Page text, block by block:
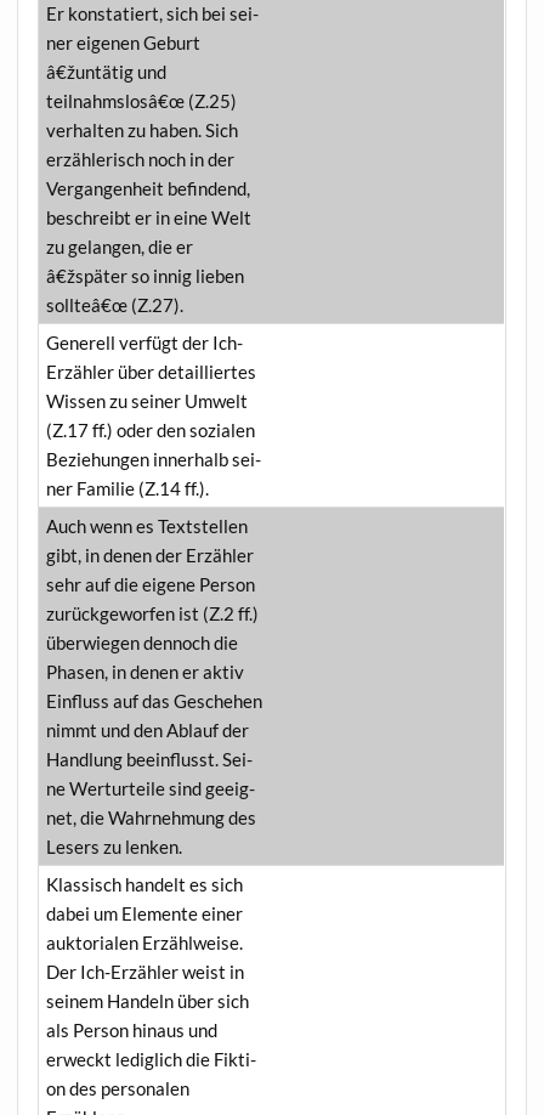
Er kon­sta­tiert, sich bei sei­
ner eige­nen Geburt
â€žuntätig und
teilnahmslosâ€œ (Z.25)
ver­hal­ten zu haben. Sich
erzäh­le­risch noch in der
Ver­gan­gen­heit befin­dend,
beschreibt er in eine Welt
zu gelan­gen, die er
â€žspäter so innig lie­ben
sollteâ€œ (Z.27).
Gene­rell ver­fügt der Ich-
Erzäh­ler über detail­lier­tes
Wis­sen zu sei­ner Umwelt
(Z.17 ff.) oder den sozia­len
Bezie­hun­gen inner­halb sei­
ner Fami­lie (Z.14 ff.).
Auch wenn es Text­stel­len
gibt, in denen der Erzäh­ler
sehr auf die eige­ne Per­son
zurück­ge­wor­fen ist (Z.2 ff.)
über­wie­gen den­noch die
Pha­sen, in denen er aktiv
Ein­fluss auf das Gesche­hen
nimmt und den Ablauf der
Hand­lung beein­flusst. Sei­
ne Wert­ur­tei­le sind geeig­
net, die Wahr­neh­mung des
Lesers zu lenken.
Klas­sisch han­delt es sich
dabei um Ele­men­te einer
aukt­oria­len Erzähl­wei­se.
Der Ich-Erzäh­ler weist in
sei­nem Han­deln über sich
als Per­son hin­aus und
erweckt ledig­lich die Fik­ti­
on des per­so­na­len